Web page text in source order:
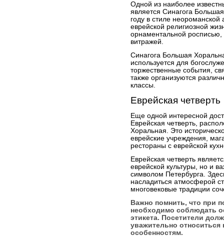
Одной из наиболее
является Синагога
году в стиле
еврейской религиозной
орнаментальной
витражей.
Синагога Большая
используется для
торжественные события,
также организуются
классы.
Еврейская четверть
Еще одной интересной
Еврейская четверть,
Хоральная. Это
еврейские учреждения,
рестораны с еврейской
Еврейская четверть
еврейской культуры, но и
символом Петербурга.
насладиться атмосферой
многовековые традиции
Важно помнить, что при
необходимо соблюдать
этикета. Посетители
уважительно
особенностям.